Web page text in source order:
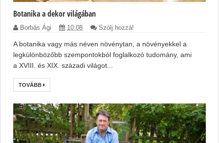
Botanika a dekor világában
Borbás Ági 10:08 Szólj hozzá!
A botanika vagy más néven növénytan, a növényekkel a
legkülönbözőbb szempontokból foglalkozó tudomány, ami
a XVIII. és XIX. századi világot...
TOVÁBB